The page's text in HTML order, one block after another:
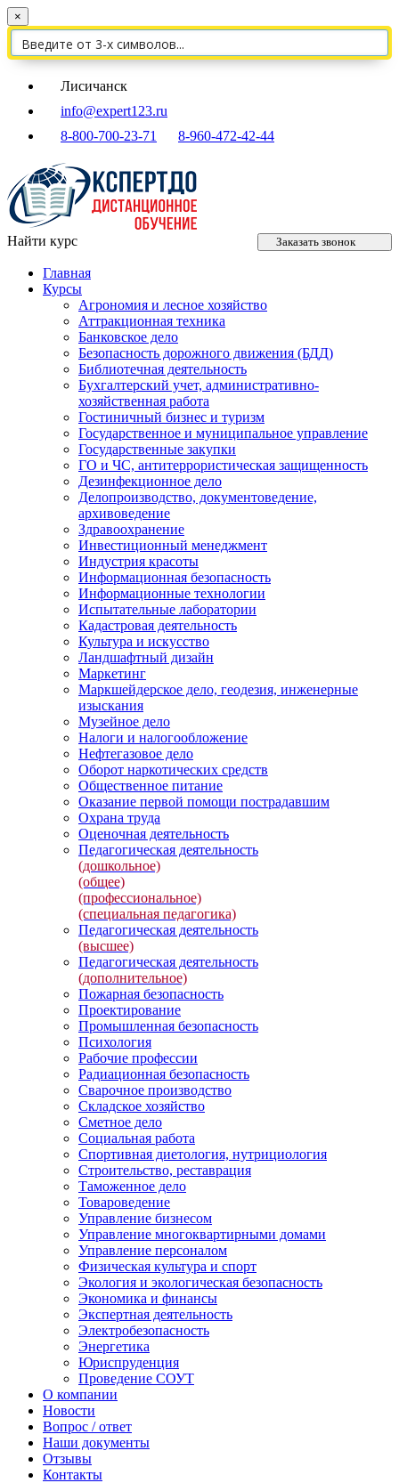
×
Лисичанск
info@expert123.ru
8-800-700-23-71
8-960-472-42-44
Найти курс Заказать звонок
Главная
Курсы
Агрономия и лесное хозяйство
Аттракционная техника
Банковское дело
Безопасность дорожного движения (БДД)
Библиотечная деятельность
Бухгалтерский учет, административно-
хозяйственная работа
Гостиничный бизнес и туризм
Государственное и муниципальное управление
Государственные закупки
ГО и ЧС, антитеррористическая защищенность
Дезинфекционное дело
Делопроизводство, документоведение,
архивоведение
Здравоохранение
Инвестиционный менеджмент
Индустрия красоты
Информационная безопасность
Информационные технологии
Испытательные лаборатории
Кадастровая деятельность
Культура и искусство
Ландшафтный дизайн
Маркетинг
Маркшейдерское дело, геодезия, инженерные
изыскания
Музейное дело
Налоги и налогообложение
Нефтегазовое дело
Оборот наркотических средств
Общественное питание
Оказание первой помощи пострадавшим
Охрана труда
Оценочная деятельность
Педагогическая деятельность
(дошкольное)
(общее)
(профессиональное)
(специальная педагогика)
Педагогическая деятельность
(высшее)
Педагогическая деятельность
(дополнительное)
Пожарная безопасность
Проектирование
Промышленная безопасность
Психология
Рабочие профессии
Радиационная безопасность
Сварочное производство
Складское хозяйство
Сметное дело
Социальная работа
Спортивная диетология, нутрициология
Строительство, реставрация
Таможенное дело
Товароведение
Управление бизнесом
Управление многоквартирными домами
Управление персоналом
Физическая культура и спорт
Экология и экологическая безопасность
Экономика и финансы
Экспертная деятельность
Электробезопасность
Энергетика
Юриспруденция
Проведение СОУТ
О компании
Новости
Вопрос / ответ
Наши документы
Отзывы
Контакты